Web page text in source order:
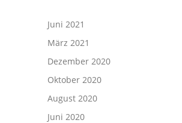
Juni 2021
März 2021
Dezember 2020
Oktober 2020
August 2020
Juni 2020